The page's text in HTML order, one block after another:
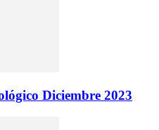
Diciembre 2023